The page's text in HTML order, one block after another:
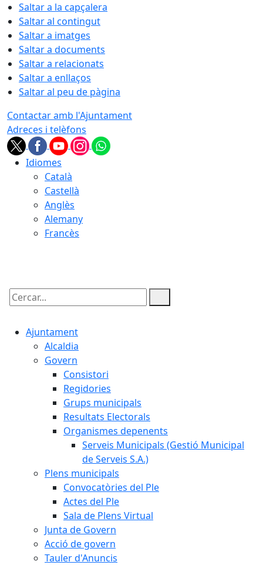
Saltar a la capçalera
Saltar al contingut
Saltar a imatges
Saltar a documents
Saltar a relacionats
Saltar a enllaços
Saltar al peu de pàgina
Contactar amb l'Ajuntament
Adreces i telèfons
Idiomes
Català
Castellà
Anglès
Alemany
Francès
Cercar:
Ajuntament
Alcaldia
Govern
Consistori
Regidories
Grups municipals
Resultats Electorals
Organismes depenents
Serveis Municipals (Gestió Municipal
de Serveis S.A.)
Plens municipals
Convocatòries del Ple
Actes del Ple
Sala de Plens Virtual
Junta de Govern
Acció de govern
Tauler d'Anuncis